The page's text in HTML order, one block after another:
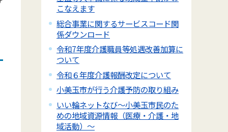
こなえます
総合事業に関するサービスコード関
係ダウンロード
令和7年度介護職員等処遇改善加算に
ついて
令和６年度介護報酬改定について
小美玉市が行う介護予防の取り組み
いい輪ネットなび～小美玉市民のた
めの地域資源情報（医療・介護・地
域活動）～